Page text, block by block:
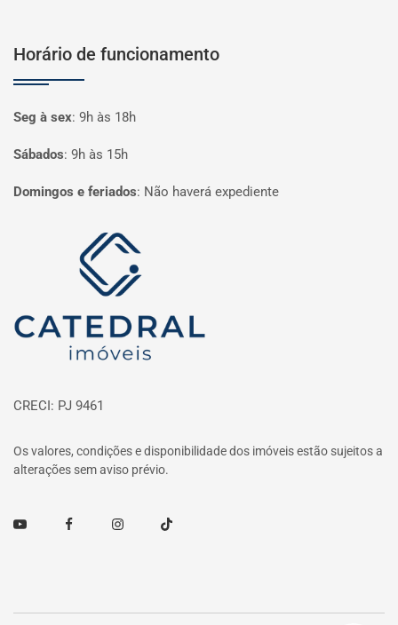
Horário de funcionamento
Seg à sex: 9h às 18h
Sábados: 9h às 15h
Domingos e feriados: Não haverá expediente
Página inicial
CRECI: PJ 9461
Os valores, condições e disponibilidade dos imóveis estão sujeitos a
alterações sem aviso prévio.
Youtube FacebookInstagramTikTok